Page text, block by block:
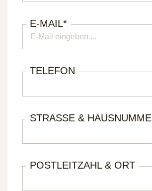
E-MAIL*
TELEFON
STRASSE & HAUSNUMMER
POSTLEITZAHL & ORT